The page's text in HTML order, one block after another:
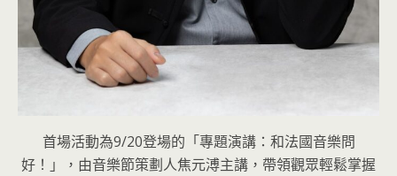
首場活動為9/20登場的「專題演講：和法國音樂問
好！」，由音樂節策劃人焦元溥主講，帶領觀眾輕鬆掌握